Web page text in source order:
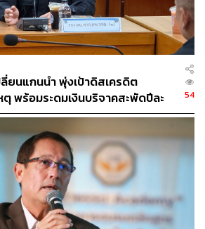
ยนแกนนำ พุ่งเป้าดิสเครดิต
พร้อมระดมเงินบริจาคสะพัดปีละ
54